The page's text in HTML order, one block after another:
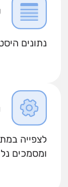
נתונים
לצפייה
ומסמכים